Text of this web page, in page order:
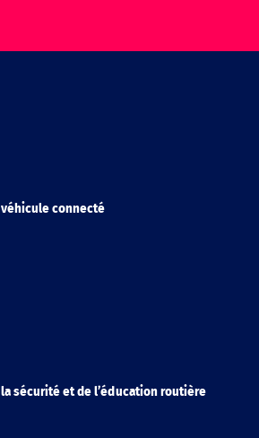
véhicule connecté
sécurité et de l’éducation routière